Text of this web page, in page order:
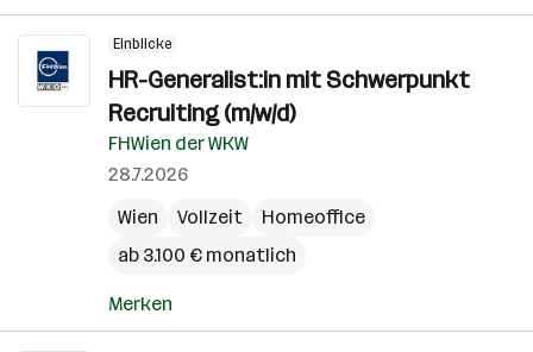
Einblicke
HR-Generalist:in mit Schwerpunkt
Recruiting (m/w/d)
FHWien der WKW
28.7.2026
Wien
Vollzeit
Homeoffice
ab 3.100 € monatlich
Merken